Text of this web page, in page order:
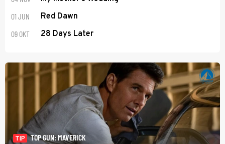
01 JUN Red Dawn
09 OKT 28 Days Later
TIP
TOP GUN: MAVERICK